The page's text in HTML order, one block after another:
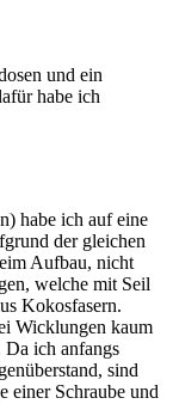
und ein
habe ich
habe ich auf eine
der gleichen
Aufbau, nicht
welche mit Seil
Kokosfasern.
Wicklungen kaum
ich anfangs
sind
einer Schraube und